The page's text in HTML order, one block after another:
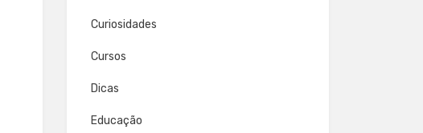
Curiosidades
Cursos
Dicas
Educação